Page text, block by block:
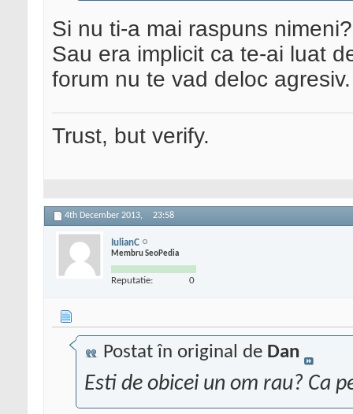
Si nu ti-a mai raspuns nimeni?
Sau era implicit ca te-ai luat
forum nu te vad deloc agresiv.
Trust, but verify.
4th December 2013, 23:58
IulianC
Membru SeoPedia
Reputatie: 0
Postat în original de Dan
Esti de obicei un om rau? Ca